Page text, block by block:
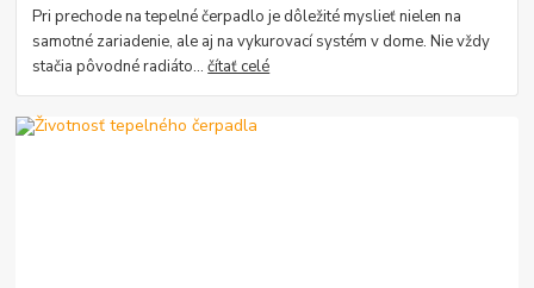
Pri prechode na tepelné čerpadlo je dôležité myslieť nielen na
samotné zariadenie, ale aj na vykurovací systém v dome. Nie vždy
stačia pôvodné radiáto...čítať celé